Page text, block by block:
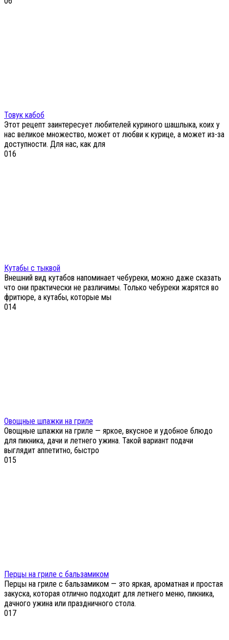
Товук кабоб
Этот рецепт заинтересует любителей куриного шашлыка, коих у
нас великое множество, может от любви к курице, а может из-за
доступности. Для нас, как для
016
Кутабы с тыквой
Внешний вид кутабов напоминает чебуреки, можно даже сказать
что они практически не различимы. Только чебуреки жарятся во
фритюре, а кутабы, которые мы
014
Овощные шпажки на гриле
Овощные шпажки на гриле — яркое, вкусное и удобное блюдо
для пикника, дачи и летнего ужина. Такой вариант подачи
выглядит аппетитно, быстро
015
Перцы на гриле с бальзамиком
Перцы на гриле с бальзамиком — это яркая, ароматная и простая
закуска, которая отлично подходит для летнего меню, пикника,
дачного ужина или праздничного стола.
017